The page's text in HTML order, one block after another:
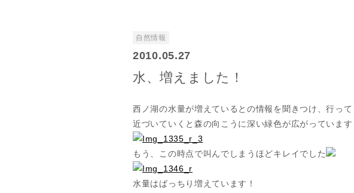
自然情報
2010.05.27
水、増えました！
西ノ湖の水量が増えているとの情報を聞きつけ、行って
近づいていくと森の向こうに深い緑色が広がっています
もう、この時点で叫んでしまうほどキレイでした
水量はばっちり増えています！